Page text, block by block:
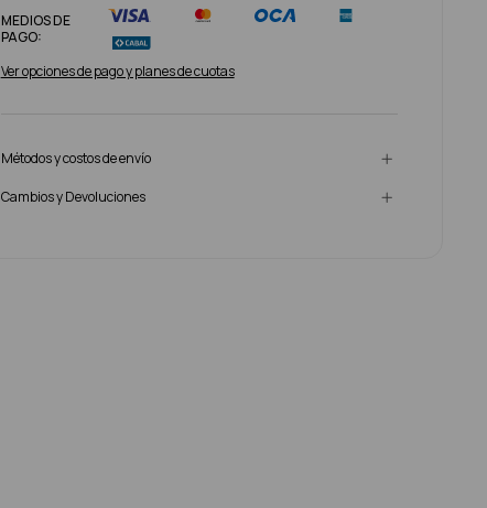
MEDIOS DE
PAGO:
Ver opciones de pago y planes de cuotas
Métodos y costos de envío
Cambios y Devoluciones